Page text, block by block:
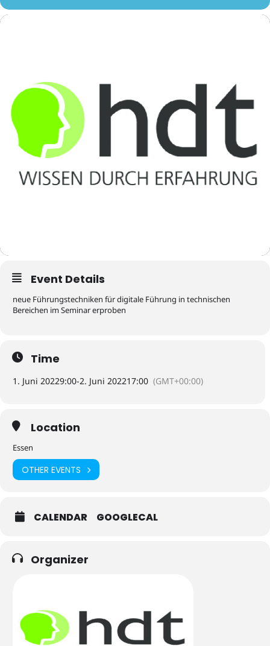
Event Details
neue Führungstechniken für digitale Führung in technischen
Bereichen im Seminar erproben
Time
1. Juni 20229:00-2. Juni 202217:00 (GMT+00:00)
Location
Essen
OTHER EVENTS
CALENDAR GOOGLECAL
Organizer